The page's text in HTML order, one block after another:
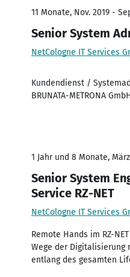
11 Monate, Nov. 2019 -
Senior System
NetCologne IT Services
Kundendienst /
BRUNATA-METRONA
1 Jahr und 8 Monate,
Senior System
Service RZ-NET
NetCologne IT Services
Remote Hands im RZ-
Wege der Digitalisierung
entlang des gesamten